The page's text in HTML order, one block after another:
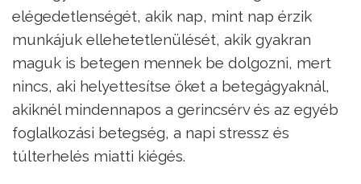
elégedetlenségét, akik nap, mint nap érzik
munkájuk ellehetetlenülését, akik gyakran
maguk is betegen mennek be dolgozni, mert
nincs, aki helyettesítse őket a betegágyaknál,
akiknél mindennapos a gerincsérv és az egyéb
foglalkozási betegség, a napi stressz és
túlterhelés miatti kiégés.